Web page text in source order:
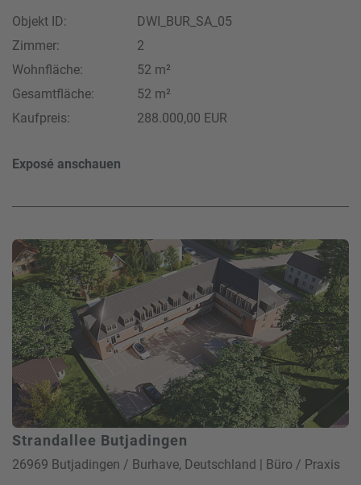
Objekt ID:
DWI_BUR_SA_05
Zimmer:
2
Wohnfläche:
52 m²
Gesamtfläche:
52 m²
Kaufpreis:
288.000,00 EUR
Exposé anschauen
Strandallee Butjadingen
26969 Butjadingen / Burhave, Deutschland | Büro / Praxis